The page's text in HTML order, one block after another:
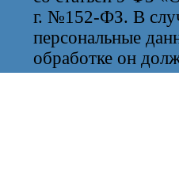
г. №152-ФЗ. В
персональные
обработке он